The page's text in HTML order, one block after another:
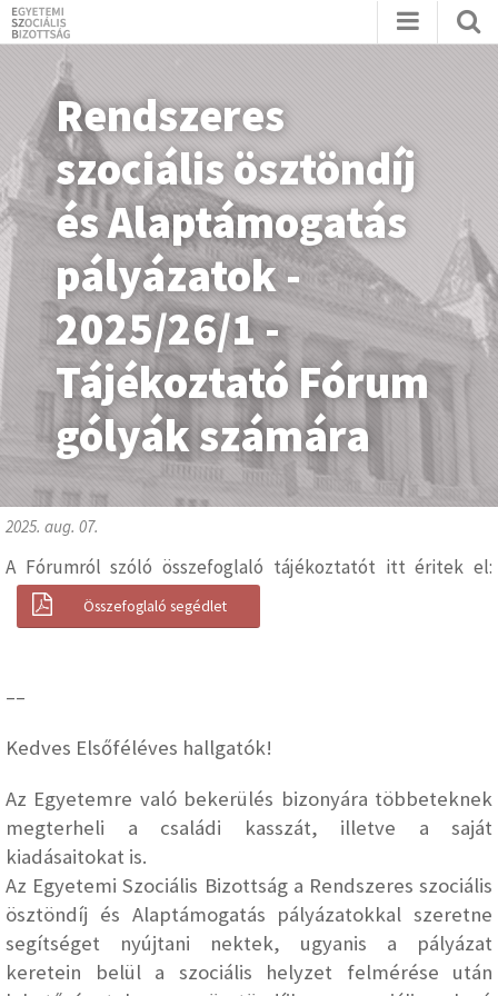
Rendszeres
szociális ösztöndíj
és Alaptámogatás
pályázatok -
2025/26/1 -
Tájékoztató Fórum
gólyák számára
2025. aug. 07.
A Fórumról szóló összefoglaló tájékoztatót itt éritek el:
Összefoglaló segédlet
––
Kedves Elsőféléves hallgatók!
Az Egyetemre való bekerülés bizonyára többeteknek
megterheli a családi kasszát, illetve a saját
kiadásaitokat is.
Az Egyetemi Szociális Bizottság a Rendszeres szociális
ösztöndíj és Alaptámogatás pályázatokkal szeretne
segítséget nyújtani nektek, ugyanis a pályázat
keretein belül a szociális helyzet felmérése után